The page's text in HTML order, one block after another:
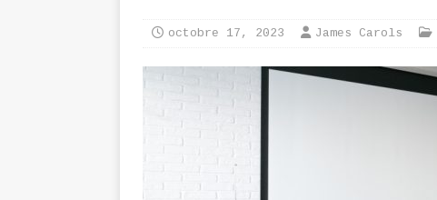
octobre 17, 2023 James Carols